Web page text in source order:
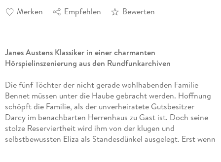
Merken Empfehlen Bewerten
Janes Austens Klassiker in einer charmanten
Hörspielinszenierung aus den Rundfunkarchiven
Die fünf Töchter der nicht gerade wohlhabenden Familie
Bennet müssen unter die Haube gebracht werden. Hoffnung
schöpft die Familie, als der unverheiratete Gutsbesitzer
Darcy im benachbarten Herrenhaus zu Gast ist. Doch seine
stolze Reserviertheit wird ihm von der klugen und
selbstbewussten Eliza als Standesdünkel ausgelegt. Erst wenn